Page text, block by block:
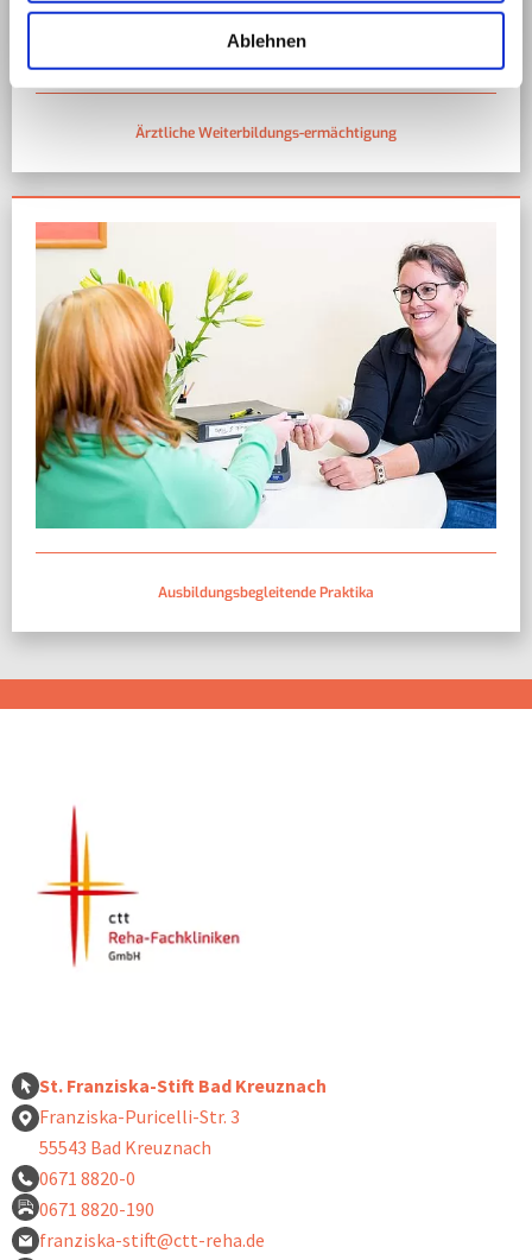
Ablehnen
Ärztliche Weiterbildungs-ermächtigung
Ausbildungsbegleitende Praktika
St. Franziska-Stift Bad Kreuznach
Franziska-Puricelli-Str. 3
55543 Bad Kreuznach
0671 8820-0
0671 8820-190
franziska-stift@ctt-reha.de